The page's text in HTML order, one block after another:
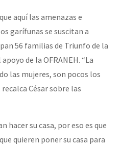
aquí las amenazas e
garífunas se suscitan a
56 familias de Triunfo de la
de la OFRANEH. “La
las mujeres, son pocos los
César sobre las
hacer su casa, por eso es que
quieren poner su casa para